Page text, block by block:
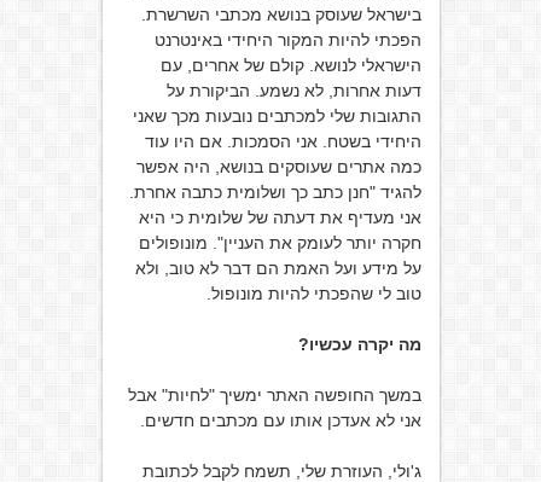
בישראל שעוסק בנושא מכתבי השרשרת.
הפכתי להיות המקור היחידי באינטרנט
הישראלי לנושא. קולם של אחרים, עם
דעות אחרות, לא נשמע. הביקורת על
התגובות שלי למכתבים נובעות מכך שאני
היחידי בשטח. אני הסמכות. אם היו עוד
כמה אתרים שעוסקים בנושא, היה אפשר
להגיד "חנן כתב כך ושלומית כתבה אחרת.
אני מעדיף את דעתה של שלומית כי היא
חקרה יותר לעומק את העניין". מונופולים
על מידע ועל האמת הם דבר לא טוב, ולא
טוב לי שהפכתי להיות מונופול.
מה יקרה עכשיו?
במשך החופשה האתר ימשיך "לחיות" אבל
אני לא אעדכן אותו עם מכתבים חדשים.
ג'ולי, העוזרת שלי, תשמח לקבל לכתובת